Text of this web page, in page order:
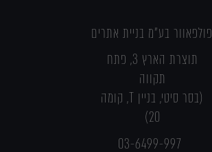
פולפאוור בע"מ בניית אתרים
תוצרת הארץ 3, פתח
תקווה
(בסר סיטי, בניין T, קומה
20)
03-6499-997